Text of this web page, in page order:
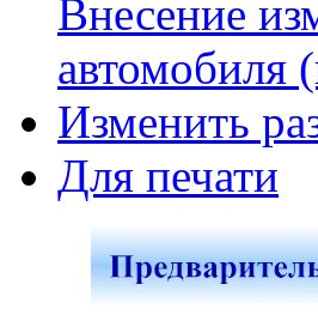
Внесение
автомобиля
Изменить
Для печати